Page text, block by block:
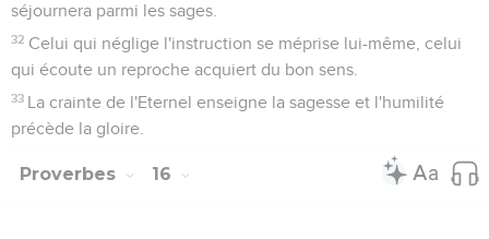
séjournera parmi les sages.
32 Celui qui néglige l'instruction se méprise lui-même, celui
qui écoute un reproche acquiert du bon sens.
33 La crainte de l'Eternel enseigne la sagesse et l'humilité
précède la gloire.
Proverbes 16